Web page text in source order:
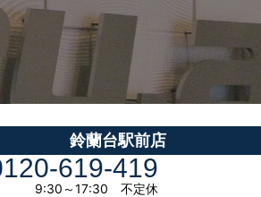
鈴蘭台駅前店
619-419
9:30～17:30 不定休